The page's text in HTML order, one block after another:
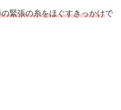
緊張の糸をほぐすきっかけで